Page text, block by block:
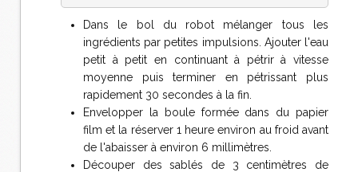
Dans le bol du robot mélanger tous les
ingrédients par petites impulsions. Ajouter l'eau
petit à petit en continuant à pétrir à vitesse
moyenne puis terminer en pétrissant plus
rapidement 30 secondes à la fin.
Envelopper la boule formée dans du papier
film et la réserver 1 heure environ au froid avant
de l'abaisser à environ 6 millimètres.
Découper des sablés de 3 centimètres de